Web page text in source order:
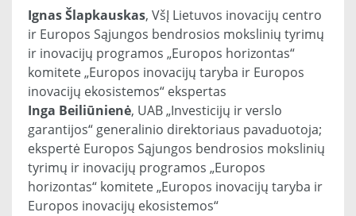
Ignas Šlapkauskas, VšĮ Lietuvos inovacijų centro
ir Europos Sąjungos bendrosios mokslinių tyrimų
ir inovacijų programos „Europos horizontas“
komitete „Europos inovacijų taryba ir Europos
inovacijų ekosistemos“ ekspertas
Inga Beiliūnienė, UAB „Investicijų ir verslo
garantijos“ generalinio direktoriaus pavaduotoja;
ekspertė Europos Sąjungos bendrosios mokslinių
tyrimų ir inovacijų programos „Europos
horizontas“ komitete „Europos inovacijų taryba ir
Europos inovacijų ekosistemos“